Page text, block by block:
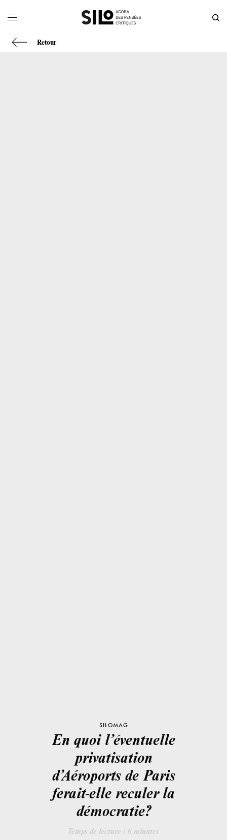
Retour
SILOMAG
En quoi l’éventuelle
privatisation
d’Aéroports de Paris
ferait-elle reculer la
démocratie?
Temps de lecture : 6 minutes